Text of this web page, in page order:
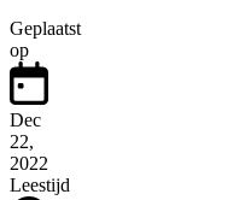
Geplaatst
op
Dec
22,
2022
Leestijd